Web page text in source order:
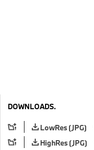
DOWNLOADS.
LowRes (JPG)
HighRes (JPG)